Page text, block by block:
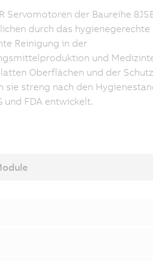
Servomotoren der Baureihe
durch das hygienegerechte
Reinigung in der
und
Oberflächen und der
sie streng nach den
und FDA entwickelt.